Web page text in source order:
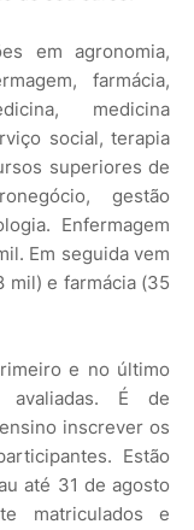
em agronomia,
farmácia,
medicina
social, terapia
superiores de
gestão
Enfermagem
Em seguida vem
mil) e farmácia (35
e no último
avaliadas. É de
inscrever os
Estão
até 31 de agosto
matriculados e